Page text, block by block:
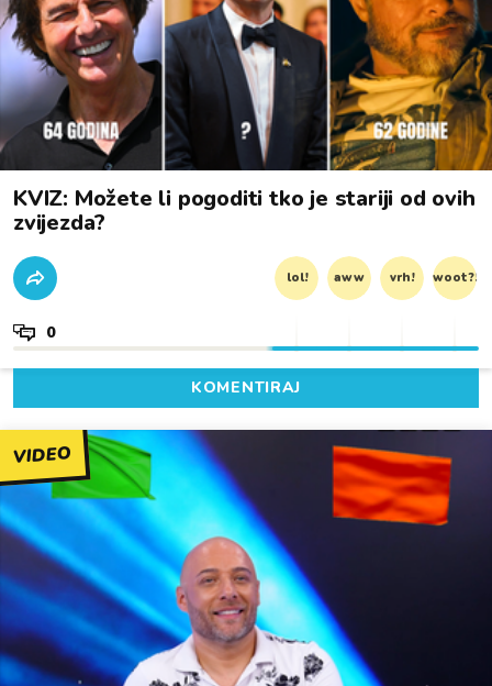
KVIZ: Možete li pogoditi tko je stariji od ovih
zvijezda?
lol! aww vrh! woot?!
0
KOMENTIRAJ
VIDEO